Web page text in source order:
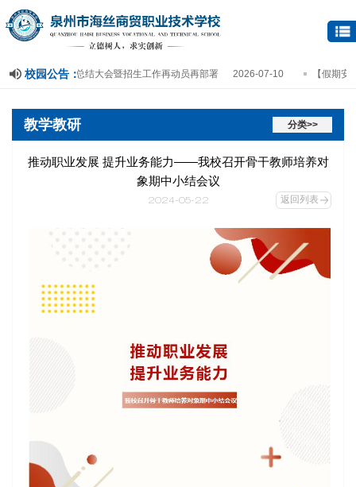
校园公告：
学期期末总结大会暨招生工作再动员再部署 2026-07-10 【假期安全】
教学教研 分类>>
推动职业发展 提升业务能力——我校召开骨干教师培养对
象期中小结会议
2024-05-22 返回列表